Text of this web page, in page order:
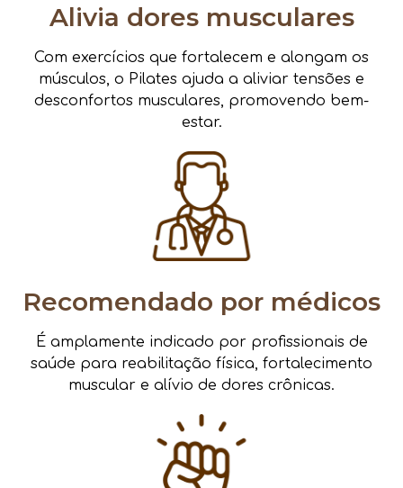
Alivia dores musculares
Com exercícios que fortalecem e alongam os
músculos, o Pilates ajuda a aliviar tensões e
desconfortos musculares, promovendo bem-
estar.
Recomendado por médicos
É amplamente indicado por profissionais de
saúde para reabilitação física, fortalecimento
muscular e alívio de dores crônicas.